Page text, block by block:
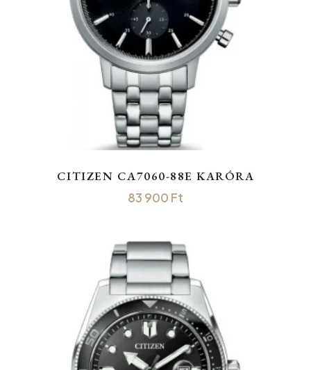
CITIZEN CA7060-88E KARÓRA
83 900 Ft